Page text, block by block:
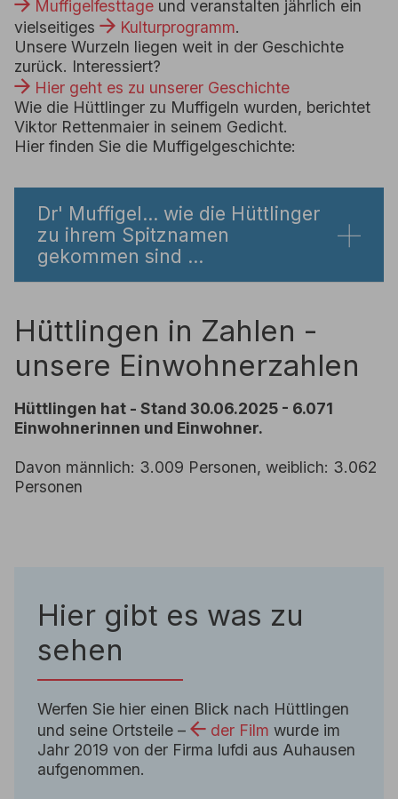
Muffigelfesttageund veranstalten jährlich ein
vielseitiges
Kulturprogramm.
Unsere Wurzeln liegen weit in der Geschichte
zurück. Interessiert?
Hier geht es zu unserer Geschichte
Wie die Hüttlinger zu Muffigeln wurden, berichtet
Viktor Rettenmaier in seinem Gedicht.
Hier finden Sie die Muffigelgeschichte:
Dr' Muffigel... wie die Hüttlinger
zu ihrem Spitznamen
gekommen sind ...
Hüttlingen in Zahlen -
unsere Einwohnerzahlen
Hüttlingen hat - Stand 30.06.2025 - 6.071
Einwohnerinnen und Einwohner.
Davon männlich: 3.009 Personen, weiblich: 3.062
Personen
Hier gibt es was zu
sehen
Werfen Sie hier einen Blick nach Hüttlingen
und seine Ortsteile –
der Film wurde im
Jahr 2019 von der Firma lufdi aus Auhausen
aufgenommen.